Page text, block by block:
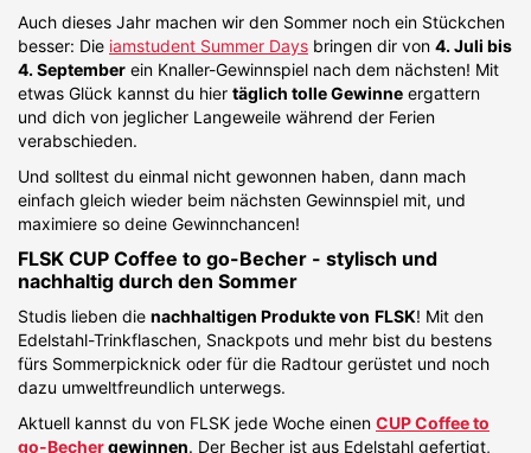
Auch dieses Jahr machen wir den Sommer noch ein Stückchen
besser: Die iamstudent Summer Days bringen dir von 4. Juli bis
4. September ein Knaller-Gewinnspiel nach dem nächsten! Mit
etwas Glück kannst du hier täglich tolle Gewinne ergattern
und dich von jeglicher Langeweile während der Ferien
verabschieden.
Und solltest du einmal nicht gewonnen haben, dann mach
einfach gleich wieder beim nächsten Gewinnspiel mit, und
maximiere so deine Gewinnchancen!
FLSK CUP Coffee to go-Becher - stylisch und
nachhaltig durch den Sommer
Studis lieben die nachhaltigen Produkte von FLSK! Mit den
Edelstahl-Trinkflaschen, Snackpots und mehr bist du bestens
fürs Sommerpicknick oder für die Radtour gerüstet und noch
dazu umweltfreundlich unterwegs.
Aktuell kannst du von FLSK jede Woche einen CUP Coffee to
go-Bechergewinnen. Der Becher ist aus Edelstahl gefertigt,